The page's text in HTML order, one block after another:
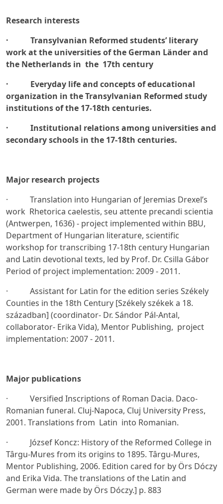
Research interests
· Transylvanian Reformed students’ literary
work at the universities of the German Länder and
the Netherlands in the 17th century
· Everyday life and concepts of educational
organization in the Transylvanian Reformed study
institutions of the 17-18th centuries.
· Institutional relations among universities and
secondary schools in the 17-18th centuries.
Major research projects
· Translation into Hungarian of Jeremias Drexel’s
work Rhetorica caelestis, seu attente precandi scientia
(Antwerpen, 1636) - project implemented within BBU,
Department of Hungarian literature, scientific
workshop for transcribing 17-18th century Hungarian
and Latin devotional texts, led by Prof. Dr. Csilla Gábor
Period of project implementation: 2009 - 2011.
· Assistant for Latin for the edition series Székely
Counties in the 18th Century [Székely székek a 18.
században] (coordinator- Dr. Sándor Pál-Antal,
collaborator- Erika Vida), Mentor Publishing, project
implementation: 2007 - 2011.
Major publications
· Versified Inscriptions of Roman Dacia. Daco-
Romanian funeral. Cluj-Napoca, Cluj University Press,
2001. Translations from Latin into Romanian.
· József Koncz: History of the Reformed College in
Târgu-Mures from its origins to 1895. Târgu-Mures,
Mentor Publishing, 2006. Edition cared for by Örs Dóczy
and Erika Vida. The translations of the Latin and
German were made by Örs Dóczy.] p. 883